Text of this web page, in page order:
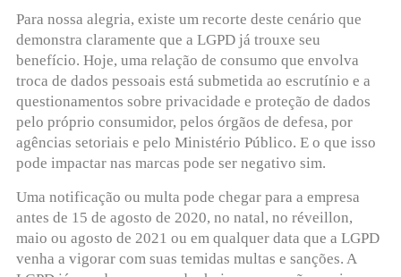
Para nossa alegria, existe um recorte deste cenário que
demonstra claramente que a LGPD já trouxe seu
benefício. Hoje, uma relação de consumo que envolva
troca de dados pessoais está submetida ao escrutínio e a
questionamentos sobre privacidade e proteção de dados
pelo próprio consumidor, pelos órgãos de defesa, por
agências setoriais e pelo Ministério Público. E o que isso
pode impactar nas marcas pode ser negativo sim.
Uma notificação ou multa pode chegar para a empresa
antes de 15 de agosto de 2020, no natal, no réveillon,
maio ou agosto de 2021 ou em qualquer data que a LGPD
venha a vigorar com suas temidas multas e sanções. A